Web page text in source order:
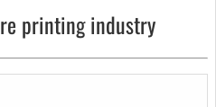
printing industry